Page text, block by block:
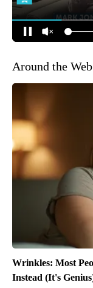
Around the Web
Wrinkles: Most
Instead (It's